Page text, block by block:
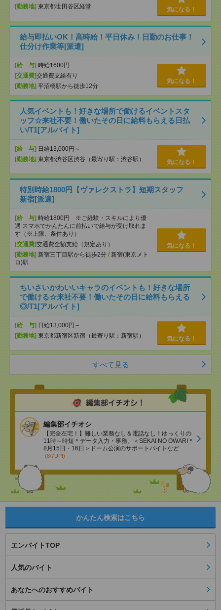
[勤務地] 東京都世田谷区経堂 気になる！
給与即払いOK！高時給！平日休み！日勤のお仕事！
仕分け作業等[派遣]
[給 与] 時給1600円
[交通費]交通費支給有り
[勤務地] 平沼橋駅から徒歩12分
気になる！
人気イベントも！好きな場所で働けるイベントスタ
ッフ☆来社不要！働いたその日に給料もらえる日払
い/T1[アルバイト]
[給 与] 日給13,000円～
[勤務地] 東京都渋谷区渋谷（最寄り駅：渋谷駅） 気になる！
特別時給1800円【ヴァレクストラ】短期スタッフ
新宿[派遣]
[給 与] 時給1800円 ※ご経験・スキルにより優
遇 スマホでかんたんに前払いで給与が受け取れま
す（※上限、条件あり）
[交通費]交通費全額支給（規定あり）
[勤務地] 新宿三丁目駅から徒歩2分 / 新宿(東京メト
ロ)駅
気になる！
ちいさいかわいいキャラのイベントも！好きな場所
で働ける☆来社不要！働いたその日に給料もらえる
◎/T1[アルバイト]
[給 与] 日給13,000円～
[勤務地] 東京都新宿区新宿（最寄り駅：新宿駅） 気になる！
すべて見る
編集部イチオシ
【完全在宅！】難しい業務なし＆電話なし！ゆっくりの
11時～時短＊データ入力・事務、＜SEKAI NO OWARI＊
8月15日・16日＞ドーム公演のサポートバイトなど
(8/7UP!)
かんたん検索はこちら
エンバイトTOP
人気のバイト
あなたへのおすすめバイト